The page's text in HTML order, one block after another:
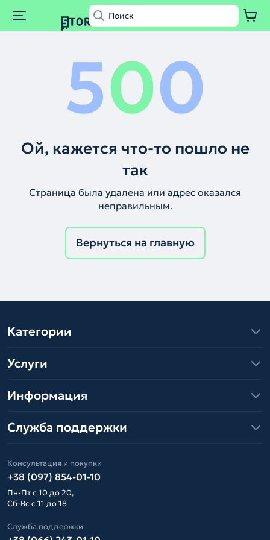
500
Ой, кажется что-то пошло не
так
Страница была удалена или адрес оказался
неправильным.
Вернуться на главную
Категории
Услуги
Информация
Служба поддержки
Консультация и покупки
+38 (097) 854-01-10
Пн-Пт с 10 до 20,
Сб-Вс с 11 до 18
Служба поддержки